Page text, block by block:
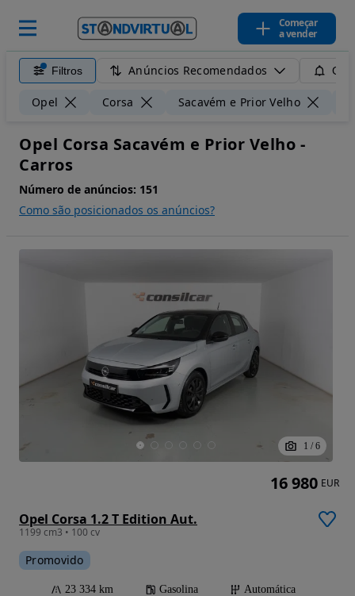
Começar
a vender
Filtros Anúncios Recomendados
Opel Corsa Sacavém e Prior Velho
Opel Corsa Sacavém e Prior Velho -
Carros
Número de anúncios: 151
Como são posicionados os anúncios?
1 / 6
Opel Corsa 1.2 T Edition Aut.
1199 cm3 • 100 cv
Promovido
23 334 km Gasolina
Automática
16 980 EUR